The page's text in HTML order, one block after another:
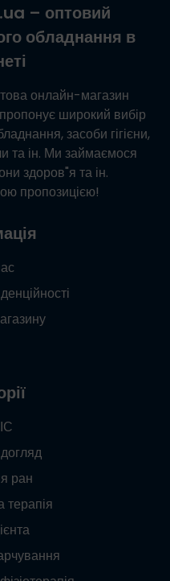
– оптовий
обладнання в
онлайн-магазин
широкий вибір
засоби гігієни,
та ін. Ми займаємося
здоров"я та ін.
пропозицією!
ран
терапія